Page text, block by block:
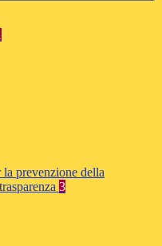
prevenzione della
3